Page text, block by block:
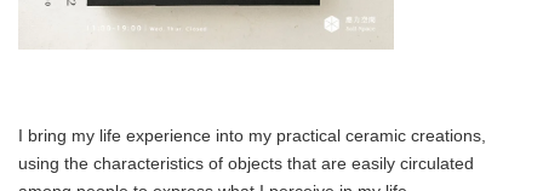
I bring my life experience into my practical ceramic creations,
using the characteristics of objects that are easily circulated